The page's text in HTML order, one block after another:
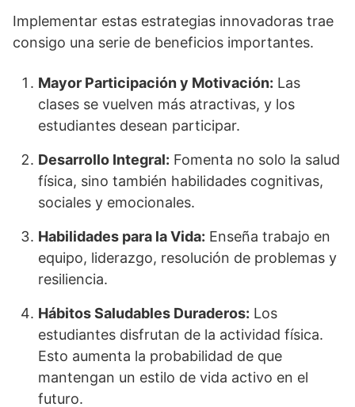
Implementar estas estrategias innovadoras trae
consigo una serie de beneficios importantes.
Mayor Participación y Motivación: Las
clases se vuelven más atractivas, y los
estudiantes desean participar.
Desarrollo Integral: Fomenta no solo la salud
física, sino también habilidades cognitivas,
sociales y emocionales.
Habilidades para la Vida: Enseña trabajo en
equipo, liderazgo, resolución de problemas y
resiliencia.
Hábitos Saludables Duraderos: Los
estudiantes disfrutan de la actividad física.
Esto aumenta la probabilidad de que
mantengan un estilo de vida activo en el
futuro.